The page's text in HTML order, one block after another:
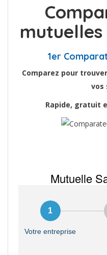
mutuelles
1er
Comparez pour
vos
Rapide, gratuit